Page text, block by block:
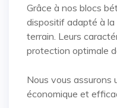
Grâce à nos blocs
dispositif adapté à
terrain. Leurs
protection optimale
Nous vous assurons
économique et